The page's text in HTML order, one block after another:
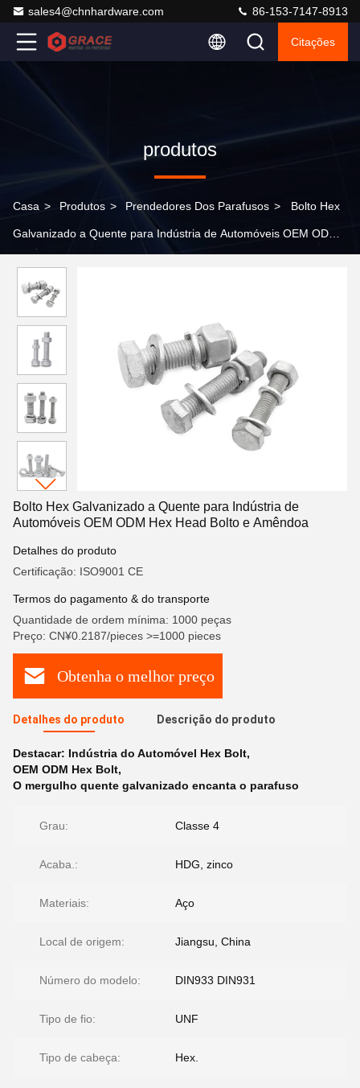
sales4@chnhardware.com 86-153-7147-8913
Citações
produtos
Casa > Produtos > Prendedores Dos Parafusos > Bolto Hex
Galvanizado a Quente para Indústria de Automóveis OEM ODM
Bolto Hex Galvanizado a Quente para Indústria de
Automóveis OEM ODM Hex Head Bolto e Amêndoa
Detalhes do produto
Certificação: ISO9001 CE
Termos do pagamento & do transporte
Quantidade de ordem mínima: 1000 peças
Preço: CN¥0.2187/pieces >=1000 pieces
Obtenha o melhor preço
Detalhes do produto Descrição do produto
Destacar: Indústria do Automóvel Hex Bolt,
OEM ODM Hex Bolt,
O mergulho quente galvanizado encanta o parafuso
Grau: Classe 4
Acaba.: HDG, zinco
Materiais: Aço
Local de origem: Jiangsu, China
Número do modelo: DIN933 DIN931
Tipo de fio: UNF
Tipo de cabeça: Hex.